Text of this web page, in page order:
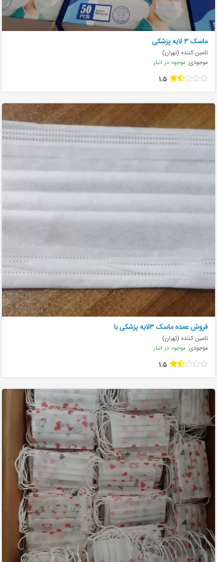
ماسک ۳ لایه پزشکی
تامین کننده (تهران)
موجودی: موجود در انبار
1.5
فروش عمده ماسک ۳لایه پزشکی با
تامین کننده (تهران)
موجودی: موجود در انبار
1.5